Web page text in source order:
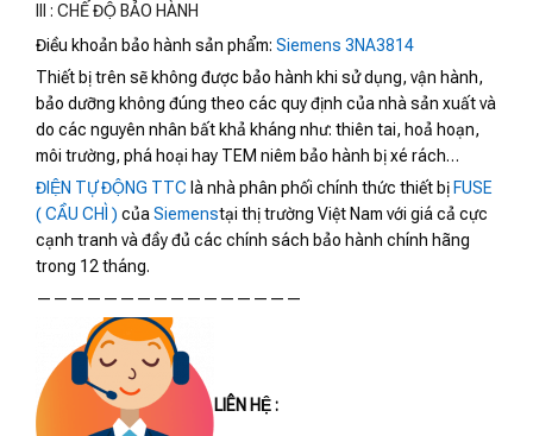
III : CHẾ ĐỘ BẢO HÀNH
Điều khoản bảo hành sản phẩm: Siemens 3NA3814
Thiết bị trên sẽ không được bảo hành khi sử dụng, vận hành,
bảo dưỡng không đúng theo các quy định của nhà sản xuất và
do các nguyên nhân bất khả kháng như: thiên tai, hoả hoạn,
môi trường, phá hoại hay TEM niêm bảo hành bị xé rách…
ĐIỆN TỰ ĐỘNG TTC là nhà phân phối chính thức thiết bị FUSE
( CẦU CHÌ ) củaSiemenstại thị trường Việt Nam với giá cả cực
cạnh tranh và đầy đủ các chính sách bảo hành chính hãng
trong 12 tháng.
————————————————
LIÊN HỆ :